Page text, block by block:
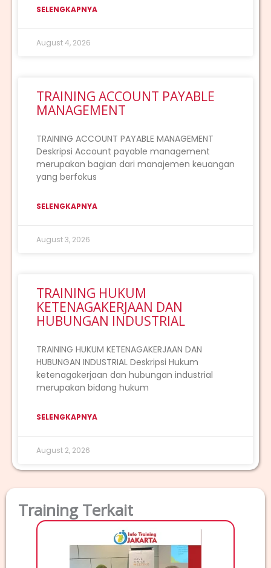
SELENGKAPNYA
August 4, 2026
TRAINING ACCOUNT PAYABLE
MANAGEMENT
TRAINING ACCOUNT PAYABLE MANAGEMENT
Deskripsi Account payable management
merupakan bagian dari manajemen keuangan
yang berfokus
SELENGKAPNYA
August 3, 2026
TRAINING HUKUM
KETENAGAKERJAAN DAN
HUBUNGAN INDUSTRIAL
TRAINING HUKUM KETENAGAKERJAAN DAN
HUBUNGAN INDUSTRIAL Deskripsi Hukum
ketenagakerjaan dan hubungan industrial
merupakan bidang hukum
SELENGKAPNYA
August 2, 2026
Training Terkait